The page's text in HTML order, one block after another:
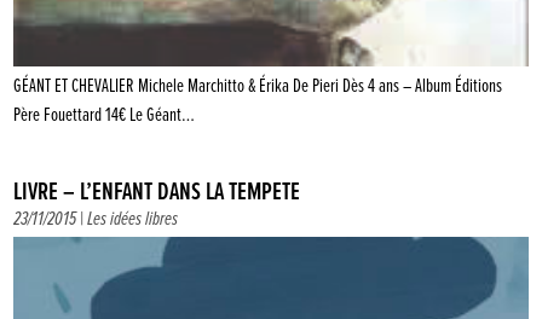
GÉANT ET CHEVALIER Michele Marchitto & Érika De Pieri Dès 4 ans – Album Éditions
Père Fouettard 14€ Le Géant…
LIVRE – L’ENFANT DANS LA TEMPÊTE
23/11/2015 |Les idées libres